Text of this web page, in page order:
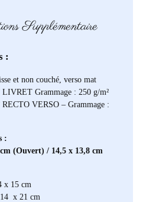
Supplémentaire
:
et non couché, verso mat
Grammage : 250 g/m²
VERSO – Grammage :
:
(Ouvert) / 14,5 x 13,8 cm
x 15 cm
x 21 cm